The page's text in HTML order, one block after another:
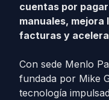
cuentas por
manuales,
facturas y
Con sede Menlo
fundada por Mike
tecnología